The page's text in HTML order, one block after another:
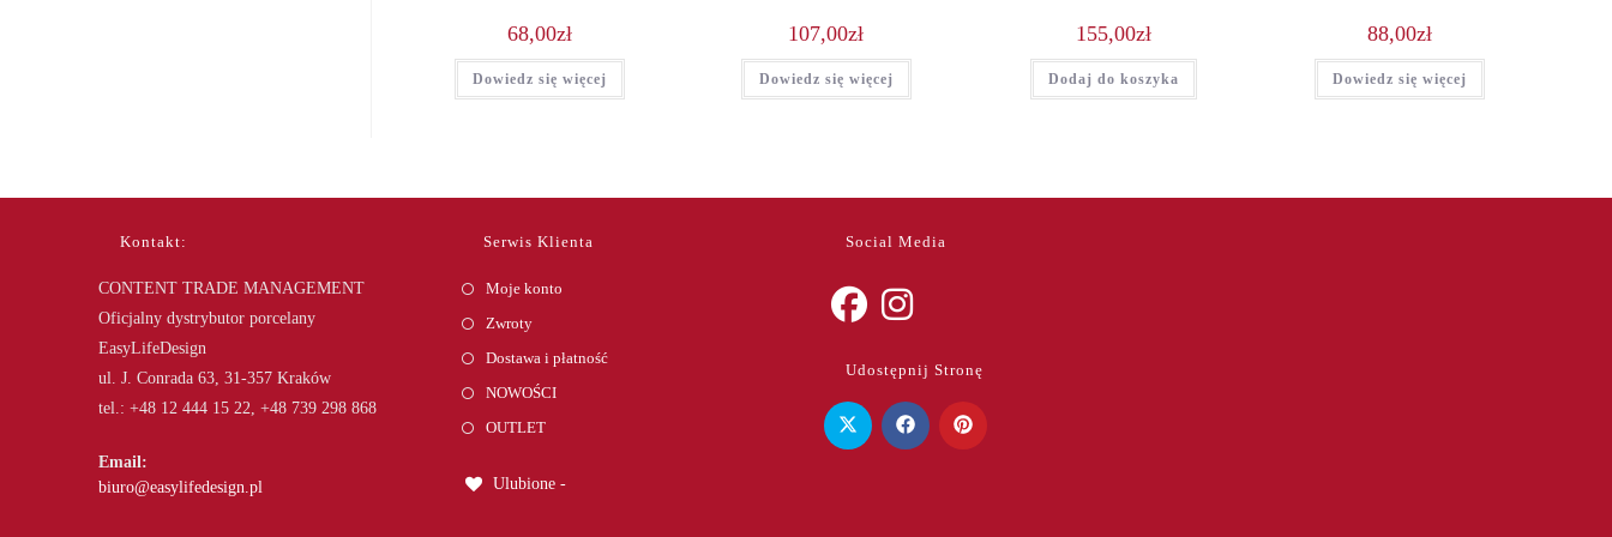
68,00zł
Dowiedz się więcej
107,00zł
Dowiedz się więcej
155,00zł
Dodaj do koszyka
88,00zł
Dowiedz się więcej
Kontakt:
CONTENT TRADE MANAGEMENT
Oficjalny dystrybutor porcelany
EasyLifeDesign
ul. J. Conrada 63, 31-357 Kraków
tel.: +48 12 444 15 22, +48 739 298 868
Email:
biuro@easylifedesign.pl
Serwis Klienta
Moje konto
Zwroty
Dostawa i płatność
NOWOŚCI
OUTLET
Ulubione -
Social Media
a
new
in
a
new
Udostępnij Stronę